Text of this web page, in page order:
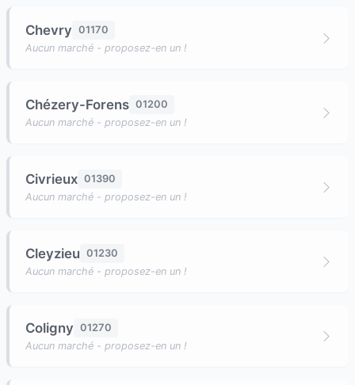
Chevry 01170
Aucun marché - proposez-en un !
Chézery-Forens 01200
Aucun marché - proposez-en un !
Civrieux 01390
Aucun marché - proposez-en un !
Cleyzieu 01230
Aucun marché - proposez-en un !
Coligny 01270
Aucun marché - proposez-en un !